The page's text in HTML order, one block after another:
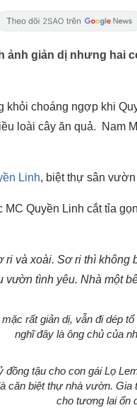
ảnh giản dị nhưng hai
khỏi choáng ngợp khi
loài cây ăn quả. Nam
Linh, biệt thự sân
Quyền Linh cắt tỉa
ri và xoài. Sơ ri thì không
vườn tình yêu. Nhà một
rất giản dị, vẫn đi dép
nghĩ đây là ông chủ của
tậu cho con gái Lọ
căn biệt thự nhà vườn.
cho tương lai ổn